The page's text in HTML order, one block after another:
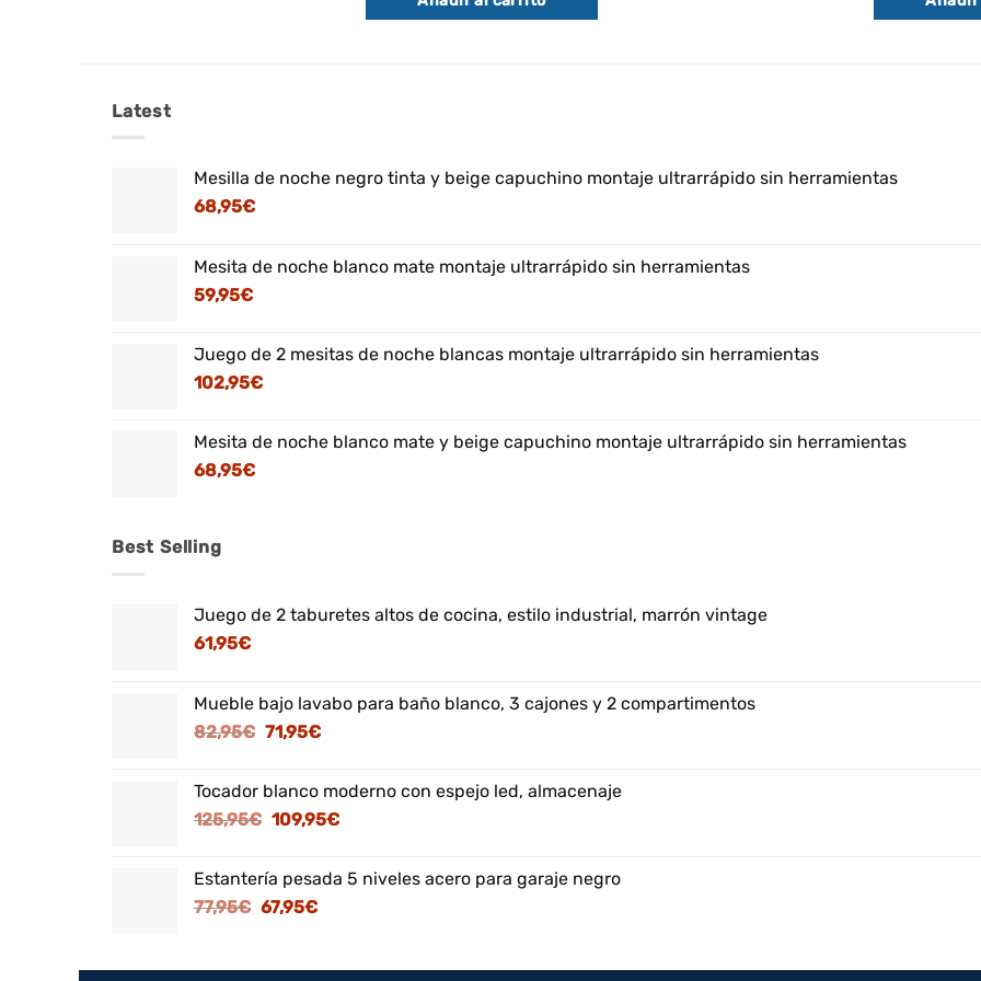
106,95€.92,95€.
Latest
Mesilla de noche negro tinta y beige capuchino montaje ultrarrápido sin herramientas
68,95€
Mesita de noche blanco mate montaje ultrarrápido sin herramientas
59,95€
Juego de 2 mesitas de noche blancas montaje ultrarrápido sin herramientas
102,95€
Mesita de noche blanco mate y beige capuchino montaje ultrarrápido sin herramientas
68,95€
Best Selling
Juego de 2 taburetes altos de cocina, estilo industrial, marrón vintage
61,95€
Mueble bajo lavabo para baño blanco, 3 cajones y 2 compartimentos
82,95€ El
era:
82,95€.
71,95€El
es:
71,95€.
Tocador blanco moderno con espejo led, almacenaje
125,95€ El
era:
125,95€.
109,95€El
es:
Estantería pesada 5 niveles acero para garaje negro
77,95€ El
era:
67,95€El
es: